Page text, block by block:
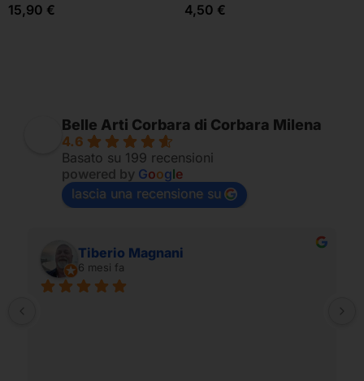
15,90 € 4,50 €
Belle Arti Corbara di Corbara Milena
4.6
Basato su 199 recensioni
powered by Google
lascia una recensione su
massimo vignoli